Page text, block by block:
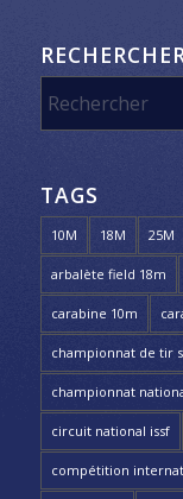
TAGS
10M 18M 25M
arbalète field 18m
carabine 10m
championnat de tir
championnat
circuit national issf
compétition